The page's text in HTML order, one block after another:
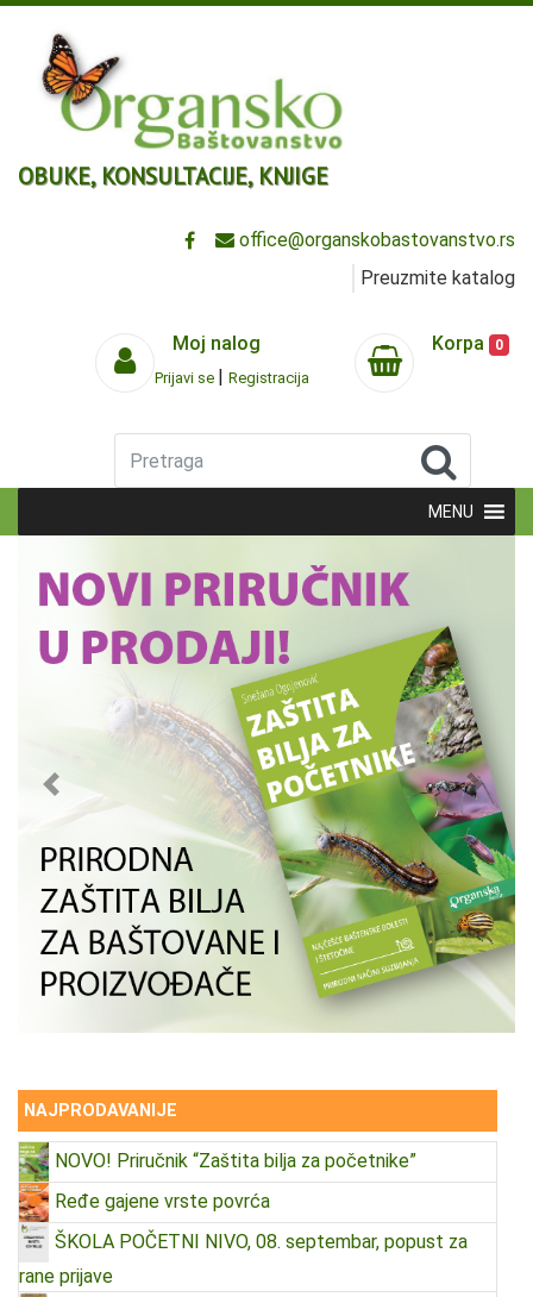
OBUKE, KONSULTACIJE, KNJIGE
office@organskobastovanstvo.rs
Preuzmite katalog
Moj nalog
Prijavi se | Registracija
Korpa 0
Pretraga
MENU
Previous Next
NAJPRODAVANIJE
NOVO! Priručnik “Zaštita bilja za početnike”
Ređe gajene vrste povrća
ŠKOLA POČETNI NIVO, 08. septembar, popust za
rane prijave